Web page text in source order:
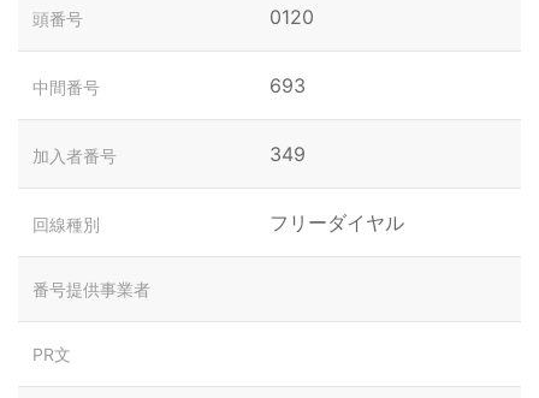
頭番号 0120
中間番号 693
加入者番号 349
回線種別 フリーダイヤル
番号提供事業者
PR文